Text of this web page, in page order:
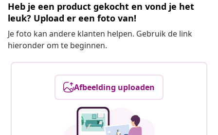
Heb je een product gekocht en vond je het
leuk? Upload er een foto van!
Je foto kan andere klanten helpen. Gebruik de link
hieronder om te beginnen.
Afbeelding uploaden